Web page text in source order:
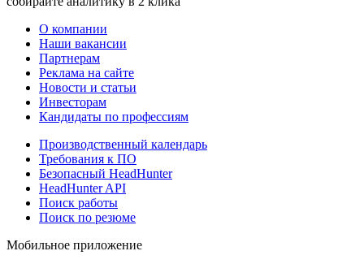
О компании
Наши вакансии
Партнерам
Реклама на сайте
Новости и статьи
Инвесторам
Кандидаты по профессиям
Производственный календарь
Требования к ПО
Безопасный HeadHunter
HeadHunter API
Поиск работы
Поиск по резюме
Мобильное приложение